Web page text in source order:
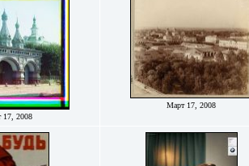
17, 2008
Март 17, 2008